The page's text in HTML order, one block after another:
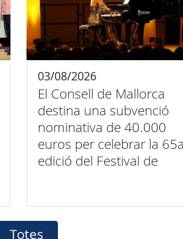
El Consell de Mallorca
destina una subvenció
nominativa de 40.000
euros per celebrar la 65a
edició del Festival de
03/08/2026
Totes